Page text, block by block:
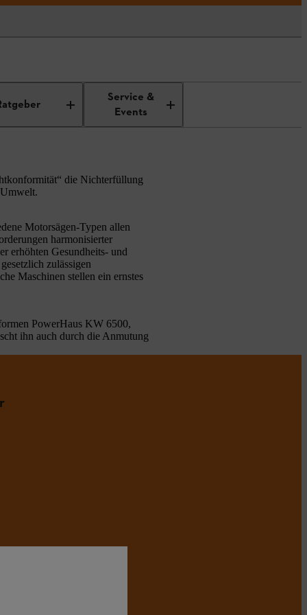
Service &
Events
die Nichterfüllung
Motorsägen-Typen allen
harmonisierter
erhöhten Gesundheits- und
zulässigen
Maschinen stellen ein ernstes
PowerHaus KW 6500,
ihn auch durch die Anmutung